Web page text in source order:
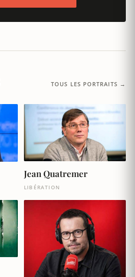
TOUS LES PORTRAITS →
Jean Quatremer
LIBÉRATION